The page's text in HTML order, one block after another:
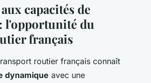
capacités de
l'opportunité du
français
routier français connaît
dynamique avec une